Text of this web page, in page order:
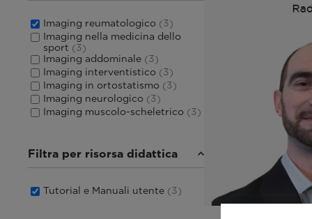
Imaging reumatologico (3)
Imaging nella medicina dello
sport (3)
Imaging addominale (3)
Imaging interventistico (3)
Imaging in ortostatismo (3)
Imaging neurologico (3)
Imaging muscolo-scheletrico (3)
Filtra per risorsa didattica
Tutorial e Manuali utente (3)